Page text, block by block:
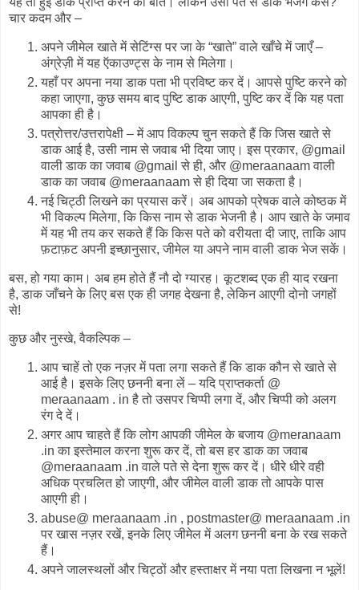
चार कदम और –
अपने जीमेल खाते में सेटिंग्स पर जा के “खाते” वाले खाँचे में जाएँ –
अंग्रेज़ी में यह ऍकाउण्ट्स के नाम से मिलेगा।
यहाँ पर अपना नया डाक पता भी प्रविष्ट कर दें। आपसे पुष्टि करने को
कहा जाएगा, कुछ समय बाद पुष्टि डाक आएगी, पुष्टि कर दें कि यह पता
आपका ही है।
पत्रोत्तर/उत्तरापेक्षी – में आप विकल्प चुन सकते हैं कि जिस खाते से
डाक आई है, उसी नाम से जवाब भी दिया जाए। इस प्रकार, @gmail
वाली डाक का जवाब @gmail से ही, और @meraanaam वाली
डाक का जवाब @meraanaam से ही दिया जा सकता है।
नई चिट्ठी लिखने का प्रयास करें। अब आपको प्रेषक वाले कोष्ठक में
भी विकल्प मिलेगा, कि किस नाम से डाक भेजनी है। आप खाते के जमाव
में यह भी तय कर सकते हैं कि किस पते को वरीयता दी जाए, ताकि आप
फ़टाफ़ट अपनी इच्छानुसार, जीमेल या अपने नाम वाली डाक भेज सकें।
बस, हो गया काम। अब हम होते हैं नौ दो ग्यारह। कूटशब्द एक ही याद रखना
है, डाक जाँचने के लिए बस एक ही जगह देखना है, लेकिन आएगी दोनो जगहों
से!
कुछ और नुस्खे, वैकल्पिक –
आप चाहें तो एक नज़र में पता लगा सकते हैं कि डाक कौन से खाते से
आई है। इसके लिए छननी बना लें – यदि प्राप्तकर्ता @
meraanaam . in है तो उसपर चिप्पी लगा दें, और चिप्पी को अलग
रंग दे दें।
अगर आप चाहते हैं कि लोग आपकी जीमेल के बजाय @meranaam
.in का इस्तेमाल करना शुरू कर दें, तो बस हर डाक का जवाब
@meraanaam .in वाले पते से देना शुरू कर दें। धीरे धीरे वही
अधिक प्रचलित हो जाएगी, और जीमेल वाली डाक तो आपके पास
आएगी ही।
abuse@ meraanaam .in , postmaster@ meraanaam .in
पर खास नज़र रखें, इनके लिए जीमेल में अलग छननी बना के रख सकते
हैं।
अपने जालस्थलों और चिट्ठों और हस्ताक्षर में नया पता लिखना न भूलें!